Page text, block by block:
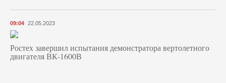
09:04 22.05.2023
Ростех завершил испытания демонстратора вертолетного
двигателя ВК-1600В